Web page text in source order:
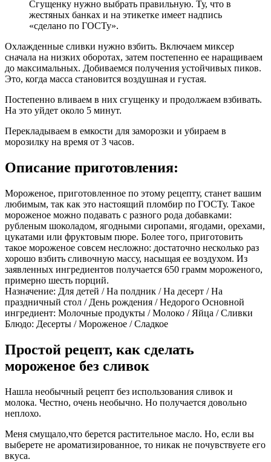
Сгущенку нужно выбрать правильную. Ту, что в
жестяных банках и на этикетке имеет надпись
«сделано по ГОСТу».
Охлажденные сливки нужно взбить. Включаем миксер
сначала на низких оборотах, затем постепенно ее наращиваем
до максимальных. Добиваемся получения устойчивых пиков.
Это, когда масса становится воздушная и густая.
Постепенно вливаем в них сгущенку и продолжаем взбивать.
На это уйдет около 5 минут.
Перекладываем в емкости для заморозки и убираем в
морозилку на время от 3 часов.
Описание приготовления:
Мороженое, приготовленное по этому рецепту, станет вашим
любимым, так как это настоящий пломбир по ГОСТу. Такое
мороженое можно подавать с разного рода добавками:
рубленым шоколадом, ягодными сиропами, ягодами, орехами,
цукатами или фруктовым пюре. Более того, приготовить
такое мороженое совсем несложно: достаточно несколько раз
хорошо взбить сливочную массу, насыщая ее воздухом. Из
заявленных ингредиентов получается 650 грамм мороженого,
примерно шесть порций.
Назначение: Для детей / На полдник / На десерт / На
праздничный стол / День рождения / Недорого Основной
ингредиент: Молочные продукты / Молоко / Яйца / Сливки
Блюдо: Десерты / Мороженое / Сладкое
Простой рецепт, как сделать
мороженое без сливок
Нашла необычный рецепт без использования сливок и
молока. Честно, очень необычно. Но получается довольно
неплохо.
Меня смущало,что берется растительное масло. Но, если вы
выберете не ароматизированное, то никак не почувствуете его
вкуса.